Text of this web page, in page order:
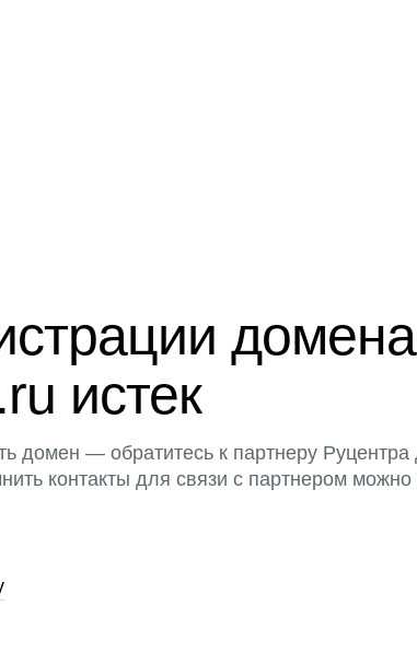
домена
истек
домен — обратитесь к партнеру Руцентра
контакты для связи с партнером можно